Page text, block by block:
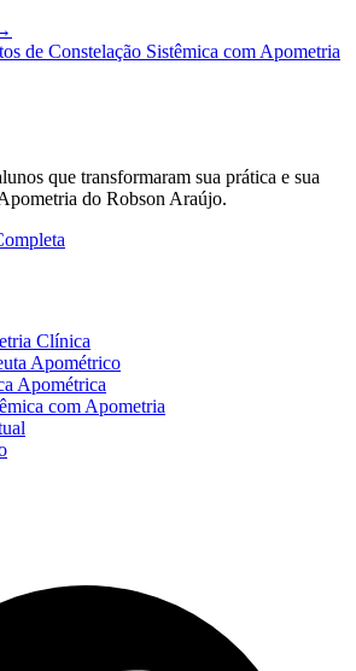
de Constelação Sistêmica com Apometria
que transformaram sua prática e sua
do Robson Araújo.
Clínica
Apométrico
Apométrica
com Apometria